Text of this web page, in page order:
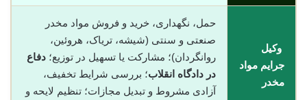
وکیل
جرایم مواد
مخدر
حمل، نگهداری، خرید و فروش مواد مخدر
صنعتی و سنتی (شیشه، تریاک، هروئین،
روانگردان)؛ مشارکت یا تسهیل در توزیع؛ دفاع
در دادگاه انقلاب؛ بررسی شرایط تخفیف،
آزادی مشروط و تبدیل مجازات؛ تنظیم لایحه و